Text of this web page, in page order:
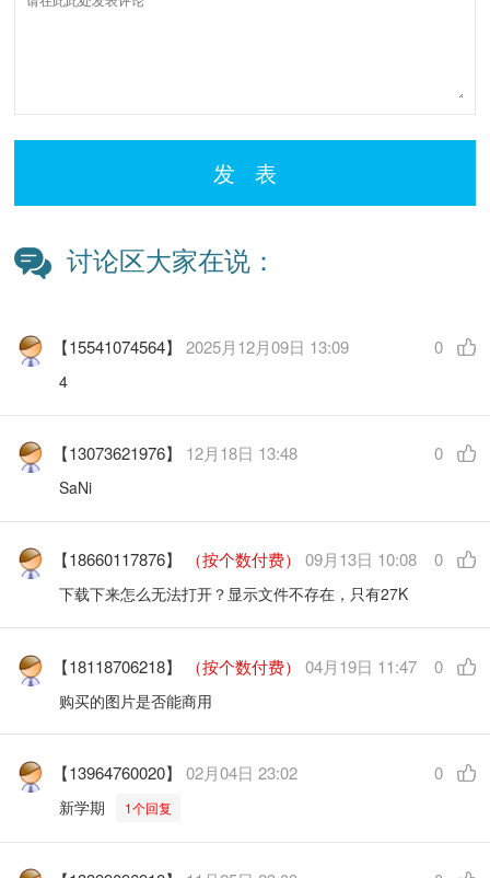
发 表
讨论区大家在说：
【15541074564】2025月12月09日 13:09 0
4
【13073621976】 12月18日 13:48 0
SaNi
【18660117876】 （按个数付费） 09月13日 10:08 0
下载下来怎么无法打开？显示文件不存在，只有27K
【18118706218】 （按个数付费） 04月19日 11:47 0
购买的图片是否能商用
【13964760020】02月04日 23:02 0
新学期 1个回复